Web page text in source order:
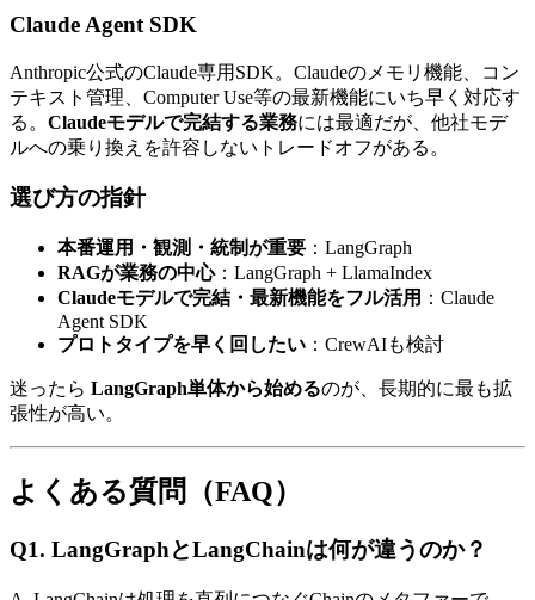
Claude Agent SDK
Anthropic公式の​Claude専用SDK。​Claudeの​メモリ機能、​コン
テキスト管理、​Computer Use等の​最新機能に​いち早く​対応す
る。 Claudeモデルで完結する業務には​最適だが、​他社モデ
ルへの​乗り換えを​許容しない​トレードオフが​ある。
選び方の​指針
本番運用・観測・統制が重要 ：LangGraph
RAGが業務の中心：LangGraph + LlamaIndex
Claudeモデルで完結・最新機能をフル活用 ：Claude
Agent SDK
プロトタイプを早く回したい ：CrewAIも​検討
迷ったら LangGraph単体から始めるのが、​長期的に​最も​拡
張性が​高い。
よく​​ある​​質問​（FAQ）
Q1. LangGraphと​​LangChainは​​何が​​違うのか？